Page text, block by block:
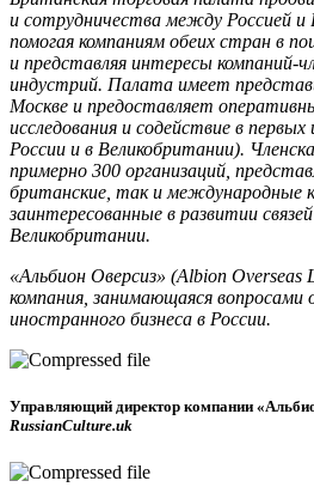
и сотрудничества между Россией и
помогая компаниям обеих стран в
и представляя интересы компаний-
индустрий. Палата имеет
Москве и предоставляет
исследования и содействие в
России и в Великобритании).
примерно 300 организаций,
британские, так и международные
заинтересованные в развитии
Великобритании.
«Альбион Оверсиз» (Albion
компания, занимающаяся вопросами
иностранного бизнеса в России.
Управляющий директор компании
RussianCulture.uk